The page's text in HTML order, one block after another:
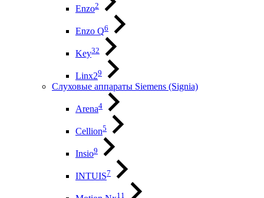
Enzo2
Enzo Q6
Key32
Linx29
Слуховые аппараты Siemens (Signia)
Arena4
Cellion5
Insio9
INTUIS7
11